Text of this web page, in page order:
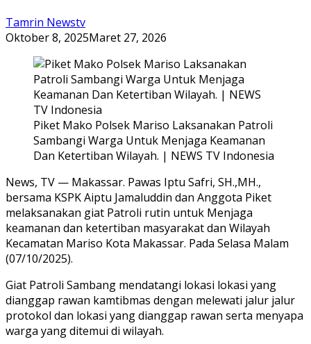
Tamrin Newstv
Oktober 8, 2025Maret 27, 2026
Piket Mako Polsek Mariso Laksanakan Patroli
Sambangi Warga Untuk Menjaga Keamanan
Dan Ketertiban Wilayah. | NEWS TV Indonesia
News, TV — Makassar. Pawas Iptu Safri, SH.,MH.,
bersama KSPK Aiptu Jamaluddin dan Anggota Piket
melaksanakan giat Patroli rutin untuk Menjaga
keamanan dan ketertiban masyarakat dan Wilayah
Kecamatan Mariso Kota Makassar. Pada Selasa Malam
(07/10/2025).
Giat Patroli Sambang mendatangi lokasi lokasi yang
dianggap rawan kamtibmas dengan melewati jalur jalur
protokol dan lokasi yang dianggap rawan serta menyapa
warga yang ditemui di wilayah.